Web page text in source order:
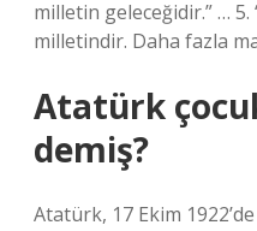
milletin geleceğidir.” … 5.
milletindir. Daha fazla
Atatürk
demiş?
Atatürk, 17 Ekim